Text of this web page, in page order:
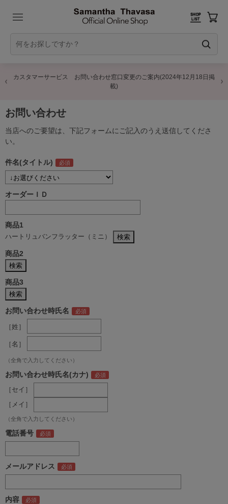
カスタマーサービス お問い合わせ窓口変更のご案内(2024年12月18日掲
載)
お問い合わせ
当店へのご要望は、下記フォームにご記入のうえ送信してくださ
い。
件名(タイトル)
オーダーＩＤ
商品1
ハートリュバンフラッター（ミニ）
商品2
商品3
お問い合わせ時氏名
［姓］
［名］
（全角で入力してください）
お問い合わせ時氏名(カナ)
［セイ］
［メイ］
（全角で入力してください）
電話番号
メールアドレス
内容